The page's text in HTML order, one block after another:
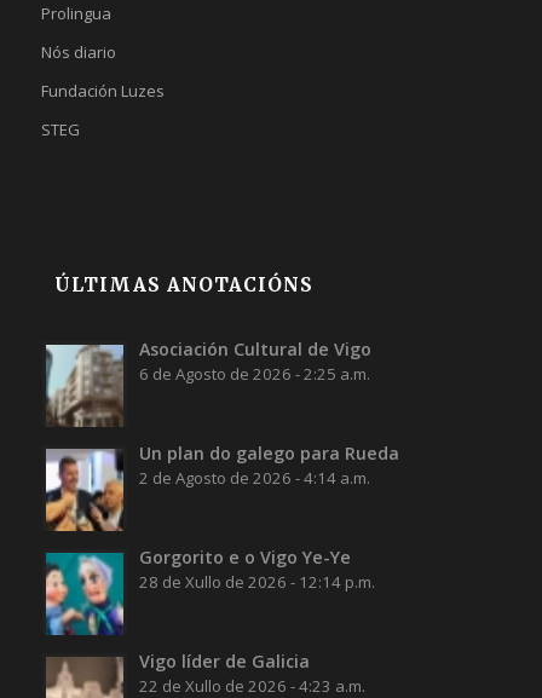
Prolingua
Nós diario
Fundación Luzes
STEG
ÚLTIMAS ANOTACIÓNS
Asociación Cultural de Vigo
6 de Agosto de 2026 - 2:25 a.m.
Un plan do galego para Rueda
2 de Agosto de 2026 - 4:14 a.m.
Gorgorito e o Vigo Ye-Ye
28 de Xullo de 2026 - 12:14 p.m.
Vigo líder de Galicia
22 de Xullo de 2026 - 4:23 a.m.